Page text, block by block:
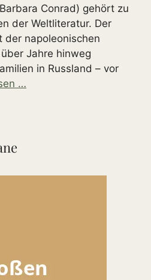
Conrad) gehört zu
der Weltliteratur. Der
der napoleonischen
Jahre hinweg
in Russland – vor
…